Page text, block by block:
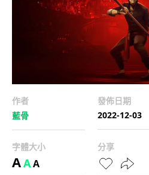
作者
藍骨
發佈日期
2022-12-03
字體大小
AAA
分享